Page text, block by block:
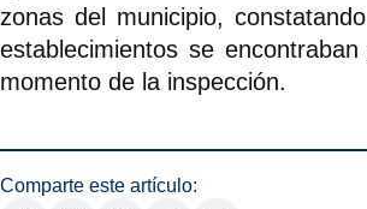
zonas del municipio,
establecimientos se encontraban
momento de la inspección.
Comparte este artículo: